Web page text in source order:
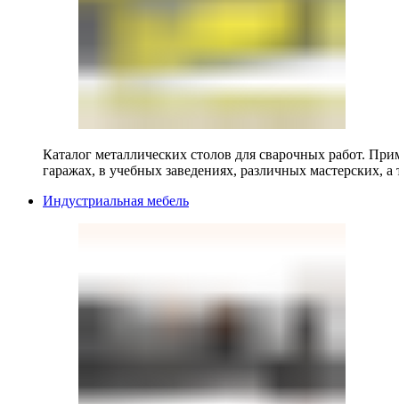
Каталог металлических столов для сварочных работ.
гаражах, в учебных заведениях, различных мастерских, а
Индустриальная мебель